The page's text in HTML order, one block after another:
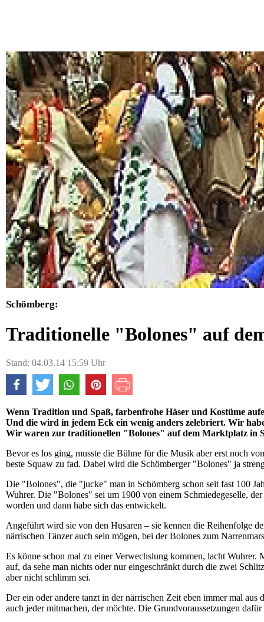
Schömberg:
Traditionelle "Bolones" auf
Stand: 04.03.14 15:59 Uhr
Wenn Tradition und Spaß, farbenfrohe Häser und Kostüme
Und die wird in jedem Eck ein wenig anders zelebriert. Wir
Wir waren zur traditionellen "Bolones" auf dem Marktplatz in
Bevor es los ging, musste die Bühne für die Musik aber erst noch
beste Squaw zu fad. Dabei wird die Schömberger "Bolones" ja
Die "Bolones", die "jucke" man in Schömberg schon seit fast 100
Wuhrer. Die "Bolones" sei um 1900 von einem Schmiedegeselle,
worden und dann habe sich das entwickelt.
Angeführt wird sie von den Husaren – sie kennen die Reihenfolge
närrischen Tänzer auch sein mögen, bei der Bolones zum
Es könne schon mal zu einer Verwechslung kommen, lacht
auf, da sehe man nichts oder nur eingeschränkt durch die zwei
aber nicht schlimm sei.
Der ein oder andere tanzt in der närrischen Zeit eben immer mal
auch jeder mitmachen, der möchte. Die Grundvoraussetzungen